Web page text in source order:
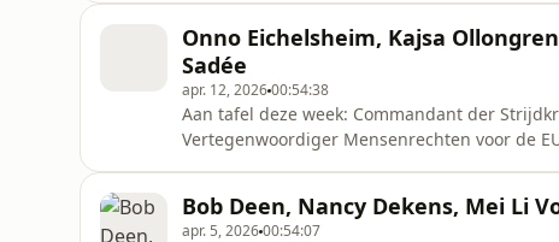
uitgebreid gespr
Onno Eichelsheim, Kajsa
Sadée
apr. 12, 202600:54:38
Aan tafel deze week: Commandant der
Vertegenwoordiger Mensenrechten voor de
Wil je meer weten over de gasten in
Bob Deen, Nancy Dekens, Mei Li
apr. 5, 202600:54:07